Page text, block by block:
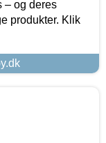
– og deres
produkter. Klik